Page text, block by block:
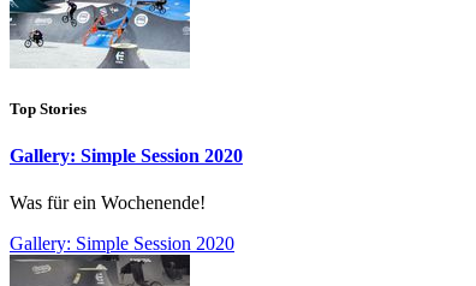
Top Stories
Gallery: Simple Session 2020
Was für ein Wochenende!
Gallery: Simple Session 2020